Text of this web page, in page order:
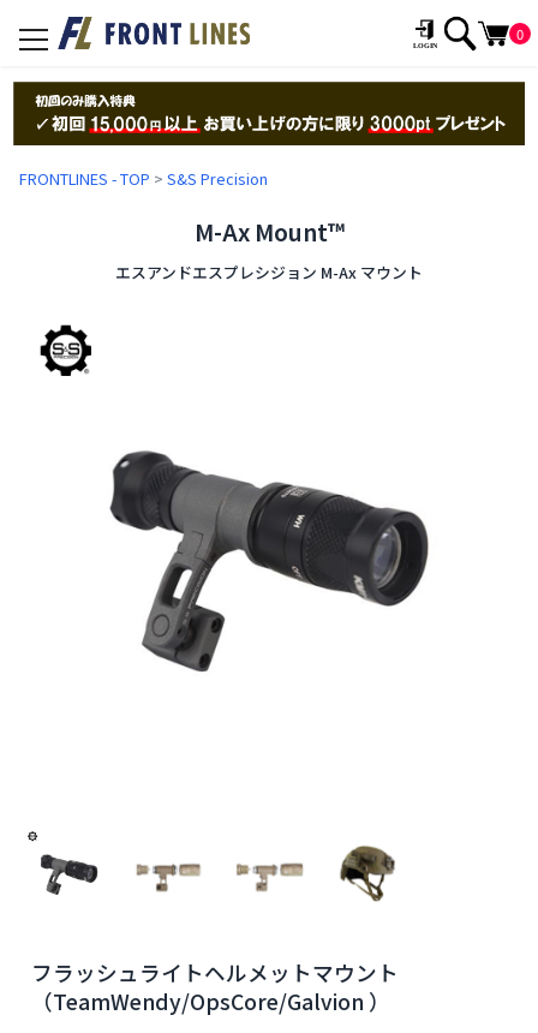
toggle
navigation
0
FRONTLINES - TOP > S&S Precision
M-Ax Mount™
エスアンドエスプレシジョン M-Ax マウント
フラッシュライトヘルメットマウント
（TeamWendy/OpsCore/Galvion ）